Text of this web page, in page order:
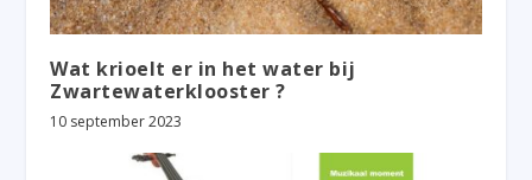
Wat krioelt er in het water bij
Zwartewaterklooster ?
10 september 2023